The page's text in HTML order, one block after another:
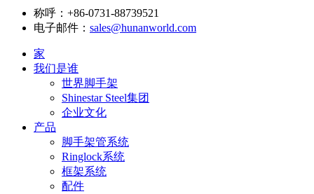
称呼： +86-0731-88739521
电子邮件： sales@hunanworld.com
家
我们是谁
世界脚手架
Shinestar Steel集团
企业文化
产品
脚手架管系统
Ringlock系统
框架系统
配件